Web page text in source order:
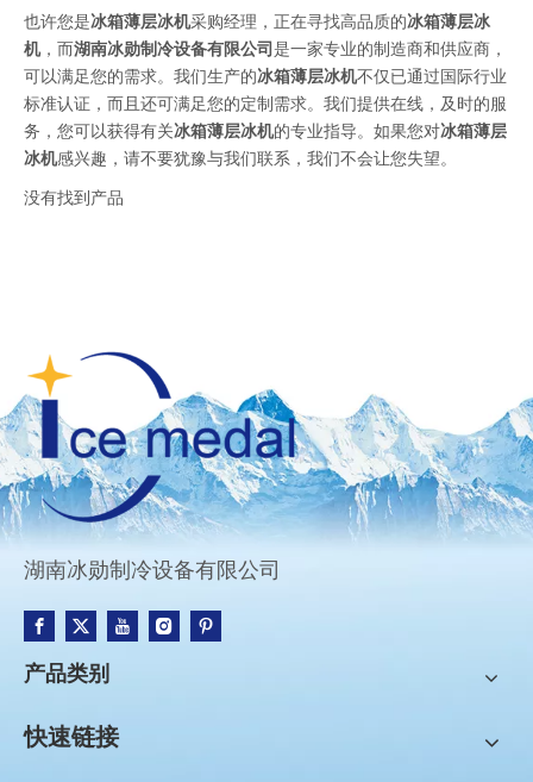
也许您是冰箱薄层冰机采购经理，正在寻找高品质的冰箱薄层冰
机，而湖南冰勋制冷设备有限公司是一家专业的制造商和供应商，
可以满足您的需求。我们生产的冰箱薄层冰机不仅已通过国际行业
标准认证，而且还可满足您的定制需求。我们提供在线，及时的服
务，您可以获得有关冰箱薄层冰机的专业指导。如果您对冰箱薄层
冰机感兴趣，请不要犹豫与我们联系，我们不会让您失望。
没有找到产品
湖南冰勋制冷设备有限公司
产品类别
快速链接